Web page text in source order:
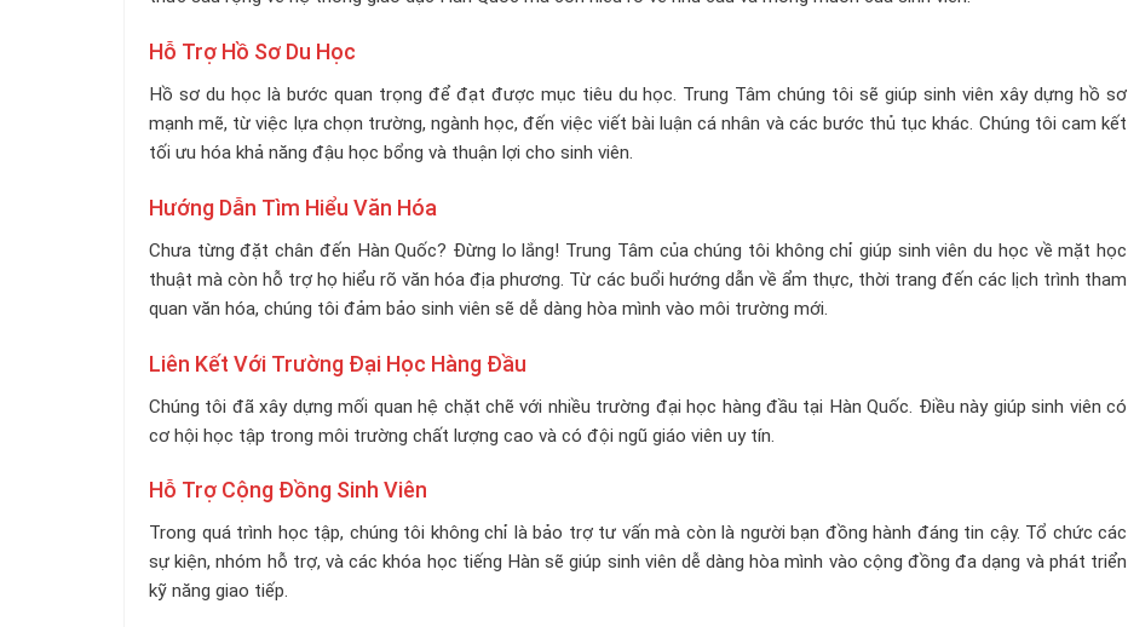
Hỗ Trợ Hồ Sơ Du Học
Hồ sơ du học là bước quan trọng để đạt được mục tiêu du học. Trung Tâm chúng tôi sẽ giúp sinh viên xây dựng hồ sơ
mạnh mẽ, từ việc lựa chọn trường, ngành học, đến việc viết bài luận cá nhân và các bước thủ tục khác. Chúng tôi cam kết
tối ưu hóa khả năng đậu học bổng và thuận lợi cho sinh viên.
Hướng Dẫn Tìm Hiểu Văn Hóa
Chưa từng đặt chân đến Hàn Quốc? Đừng lo lắng! Trung Tâm của chúng tôi không chỉ giúp sinh viên du học về mặt học
thuật mà còn hỗ trợ họ hiểu rõ văn hóa địa phương. Từ các buổi hướng dẫn về ẩm thực, thời trang đến các lịch trình tham
quan văn hóa, chúng tôi đảm bảo sinh viên sẽ dễ dàng hòa mình vào môi trường mới.
Liên Kết Với Trường Đại Học Hàng Đầu
Chúng tôi đã xây dựng mối quan hệ chặt chẽ với nhiều trường đại học hàng đầu tại Hàn Quốc. Điều này giúp sinh viên có
cơ hội học tập trong môi trường chất lượng cao và có đội ngũ giáo viên uy tín.
Hỗ Trợ Cộng Đồng Sinh Viên
Trong quá trình học tập, chúng tôi không chỉ là bảo trợ tư vấn mà còn là người bạn đồng hành đáng tin cậy. Tổ chức các
sự kiện, nhóm hỗ trợ, và các khóa học tiếng Hàn sẽ giúp sinh viên dễ dàng hòa mình vào cộng đồng đa dạng và phát triển
kỹ năng giao tiếp.